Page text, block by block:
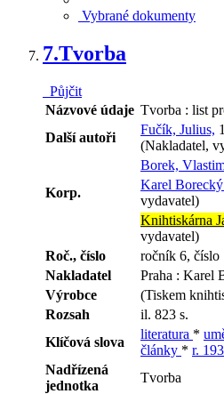
Vybrané dokumenty
7.Tvorba
Půjčit
Názvové údaje Tvorba : list
Další autoři
Fučík, Julius,
(Nakladatel,
Borek,
Korp.
Karel
vydavatel)
Knihtiskárna
vydavatel)
Roč., číslo
ročník 6, číslo
Nakladatel
Praha : Karel
Výrobce
(Tiskem
Rozsah
il. 823 s.
Klíčová slova
literatura *
články * r.
Nadřízená
jednotka
Tvorba